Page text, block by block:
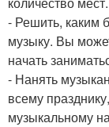
- Решить, каким
музыку. Вы
начать
- Нанять
всему
музыкальному